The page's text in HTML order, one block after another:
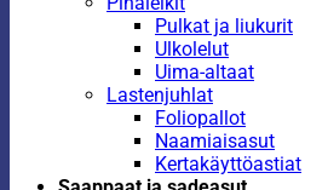
Pulkat ja liukurit
Ulkolelut
Uima-altaat
Lastenjuhlat
Foliopallot
Naamiaisasut
Kertakäyttöastiat